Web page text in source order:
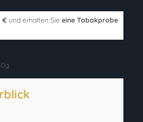
€und erhalten Sie eine Tabakprobe